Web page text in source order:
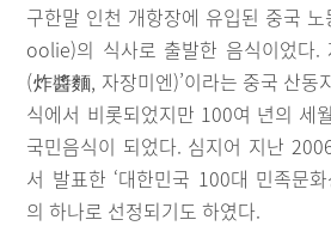
구한말 인천 개항장에 유입된 중국
oolie)의 식사로 출발한 음식이었다.
(炸醬麵, 자장미엔)’이라는 중국 산동
식에서 비롯되었지만 100여 년의 세
국민음식이 되었다. 심지어 지난
서 발표한 ‘대한민국 100대 민족문
의 하나로 선정되기도 하였다.